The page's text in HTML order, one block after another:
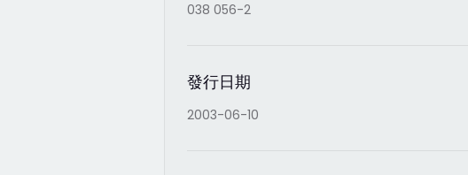
038 056-2
發行日期
2003-06-10